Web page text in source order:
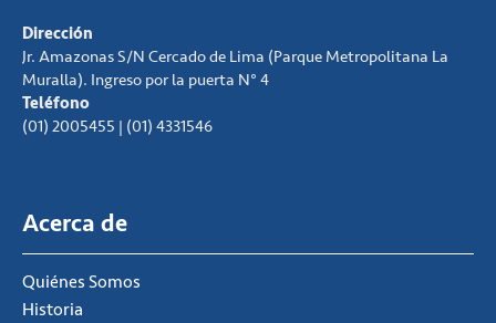
Dirección
Jr. Amazonas S/N Cercado de Lima (Parque Metropolitana La
Muralla). Ingreso por la puerta N° 4
Teléfono
(01) 2005455 | (01) 4331546
Acerca de
Quiénes Somos
Historia